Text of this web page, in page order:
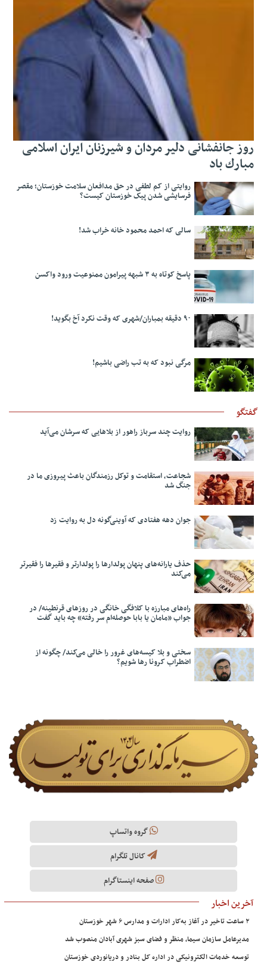
جانفشانی دلیر مردان و شیرزنان ایران اسلامی
باد
روایتی از کم لطفی در حق مدافعان سلامت خوزستان؛ مقصر
فرسایشی شدن پیک خوزستان کیست؟
سالی که احمد محمود خانه خراب شد!
پاسخ کوتاه به ۳ شبهه پیرامون ممنوعیت ورود واکسن
۹۰ دقیقه بمباران/شهری که وقت نکرد آخ بگوید!
مرگی نبود که به تب راضی باشیم!
روایت چند سرباز راهور از بلاهایی که سرشان می‌آید
شجاعت، استقامت و توکل رزمندگان باعث پیروزی ما در
جنگ شد
جوان دهه هفتادی که آوینی‌گونه دل به روایت زد
حذف یارانه‌های پنهان پولدارها را پولدارتر و فقیرها را فقیرتر
می‌کند
راه‌های مبارزه با کلافگی خانگی در روزهای قرنطینه/ در
جواب «مامان یا بابا حوصله‌ام سر رفته» چه باید گفت
سختی و بلا کیسه‌های غرور را خالی می‌کند/ چگونه از
اضطراب کرونا رها شویم؟
گروه واتساپ
کانال تلگرام
صفحه اینستاگرام
اخبار
مدیرعامل سازمان سیما، منظر و فضای سبز شهری آبادان منصوب شد
توسعه خدمات الکترونیکی در اداره کل بنادر و دریانوردی خوزستان